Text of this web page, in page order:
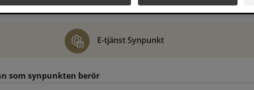
klagomål eller beröm gör du det via e-tjänsten Synpunkt
E-tjänst Synpunkt
som synpunkten berör